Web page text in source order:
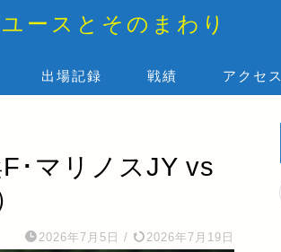
ースとそのまわり
出場記録 戦績 アクセス
･マリノスJY vs
2026年7月5日 / 2026年7月19日